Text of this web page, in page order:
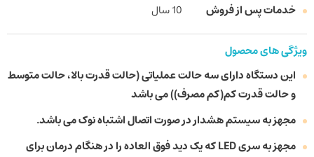
خدمات پس از فروش
10 سال
ویژگی های محصول
این دستگاه دارای سه حالت عملیاتی (حالت قدرت بالا، حالت متوسط
و حالت قدرت کم(کم مصرف)) می باشد
مجهز به سیستم هشدار در صورت اتصال اشتباه نوک می باشد.
مجهز به سری LED که یک دید فوق العاده را در هنگام درمان برای